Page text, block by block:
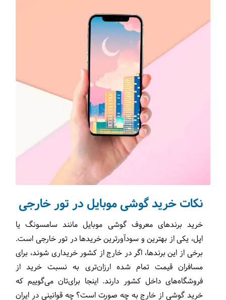
نکات خرید گوشی موبایل در تور خارجی
خرید برندهای معروف گوشی موبایل مانند سامسونگ یا
اپل، یکی از بهترین و سودآورترین خرید‌ها در تور خارجی است.
برخی از این برندها، اگر در خارج از کشور خریداری شوند، برای
مسافران قیمت تمام شده ارزان‌تری به نسبت خرید از
فروشگا‌ه‌های داخل کشور دارند. اینجا برای‌تان می‌گوییم که
خرید گوشی از خارج به چه صورت است؟ چه قوانینی در ایران